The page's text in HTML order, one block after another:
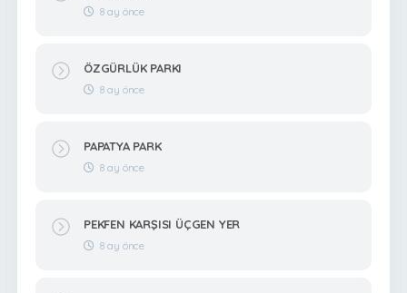
8 ay önce
ÖZGÜRLÜK PARKI
8 ay önce
PAPATYA PARK
8 ay önce
PEKFEN KARŞISI ÜÇGEN YER
8 ay önce